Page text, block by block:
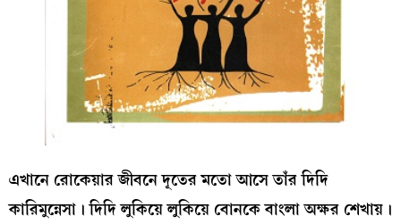
এখানে রোকেয়ার জীবনে দূতের মতো আসে তাঁর দিদি
কারিমুন্নেসা। দিদি লুকিয়ে লুকিয়ে বোনকে বাংলা অক্ষর শেখায়।